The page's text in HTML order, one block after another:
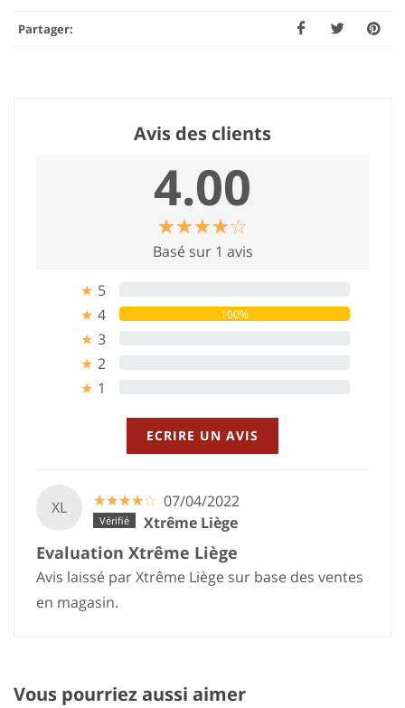
Partager:
Avis des clients
4.00
☆☆☆☆☆
★★★★★
Basé sur 1 avis
★ 5
★ 4 100%
★ 3
★ 2
★ 1
ECRIRE UN AVIS
XL ☆☆☆☆☆
★★★★★ 07/04/2022
Xtrême Liège
Evaluation Xtrême Liège
Avis laissé par Xtrême Liège sur base des ventes
en magasin.
Vous pourriez aussi aimer